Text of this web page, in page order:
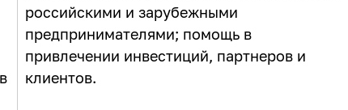
российскими и зарубежными
предпринимателями; помощь в
привлечении инвестиций, партнеров и
клиентов.